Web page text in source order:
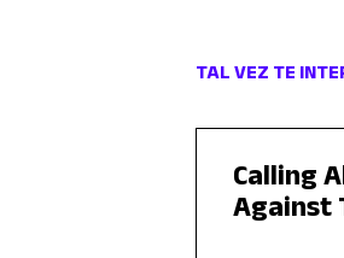
TAL VEZ TE
Calling
Against